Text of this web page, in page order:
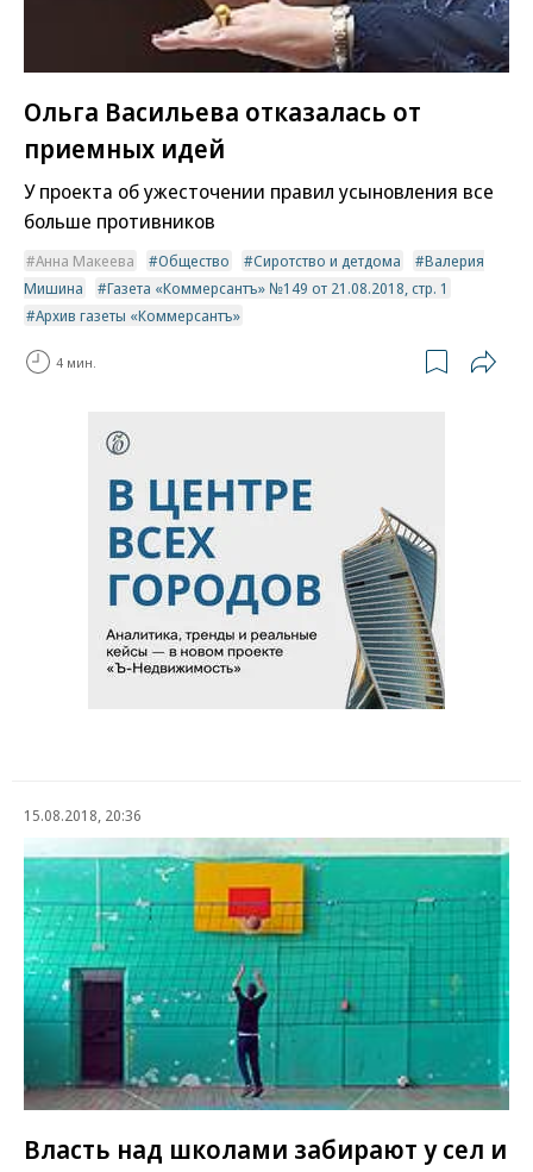
Ольга Васильева отказалась от
приемных идей
У проекта об ужесточении правил усыновления все
больше противников
Анна Макеева Общество Сиротство и детдома
Валерия
Мишина
Газета «Коммерсантъ» №149 от 21.08.2018, стр. 1
Архив газеты «Коммерсантъ»
4 мин.
15.08.2018, 20:36
Власть над школами забирают у сел и